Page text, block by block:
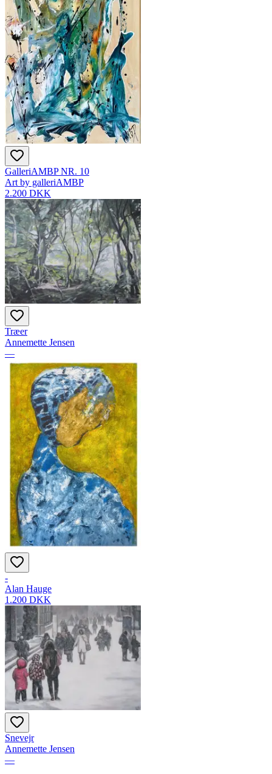
GalleriAMBP NR. 10
Art by galleriAMBP
2.200 DKK
Træer
Annemette Jensen
—
-
Alan Hauge
1.200 DKK
Snevejr
Annemette Jensen
—